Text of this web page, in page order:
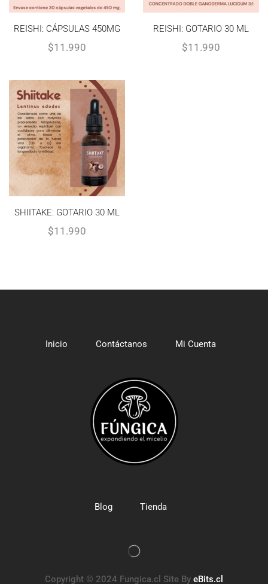
REISHI: CÁPSULAS 450MG
$11.990
REISHI: GOTARIO 30 ML
$11.990
SHIITAKE: GOTARIO 30 ML
$11.990
Inicio Contáctanos Mi Cuenta
Blog Tienda
Copyright © 2024 Fungica.cl Site By eBits.cl